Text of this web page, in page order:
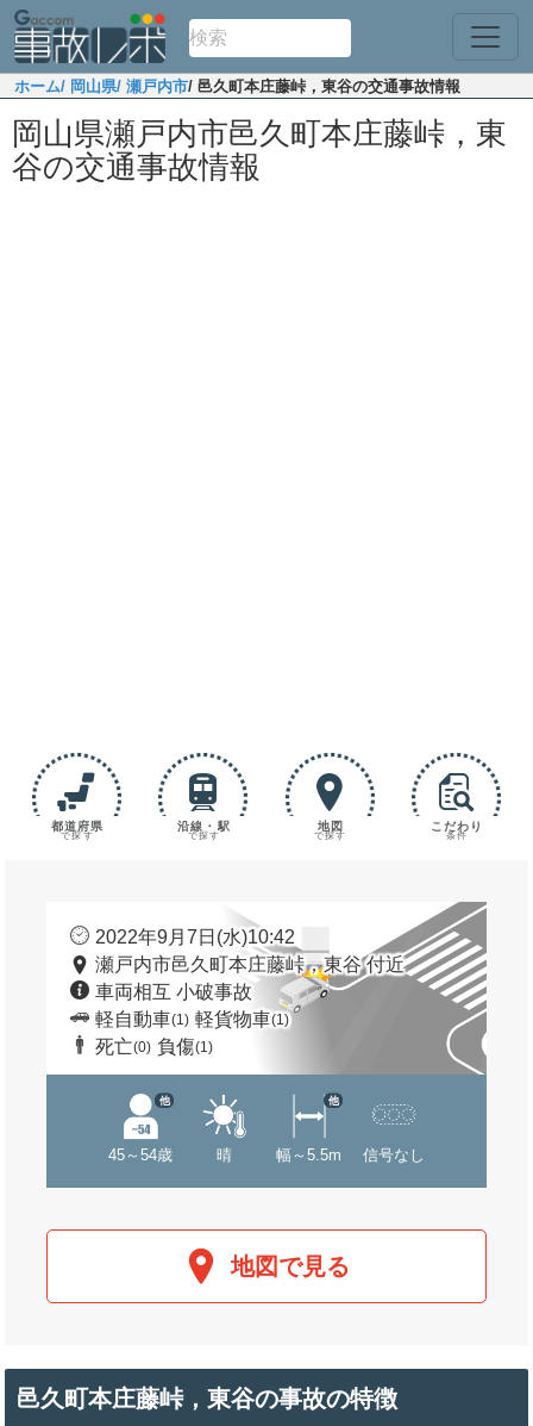
ホーム/ 岡山県/ 瀬戸内市/ 邑久町本庄藤峠，東谷の交通事故情報
岡山県瀬戸内市邑久町本庄藤峠，東
谷の交通事故情報
都道府県
で探す
沿線・駅
で探す
地図
で探す
こだわり
条件
2022年9月7日(水)10:42
瀬戸内市邑久町本庄藤峠，東谷 付近
車両相互 小破事故
軽自動車(1) 軽貨物車(1)
死亡(0) 負傷(1)
45～54歳
他
晴 幅～5.5m
他
信号なし
地図で見る
邑久町本庄藤峠，東谷の事故の特徴